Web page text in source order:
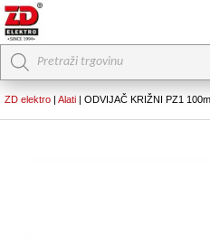
Products
search
ZD elektro | Alati | ODVIJAČ KRIŽNI PZ1